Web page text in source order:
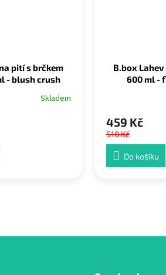
pití s brčkem
- blush crush
Skladem
B.box
600 ml -
459 Kč
510 Kč
Do košíku